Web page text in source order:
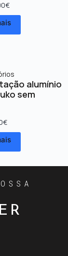
€
alumínio
sem
€